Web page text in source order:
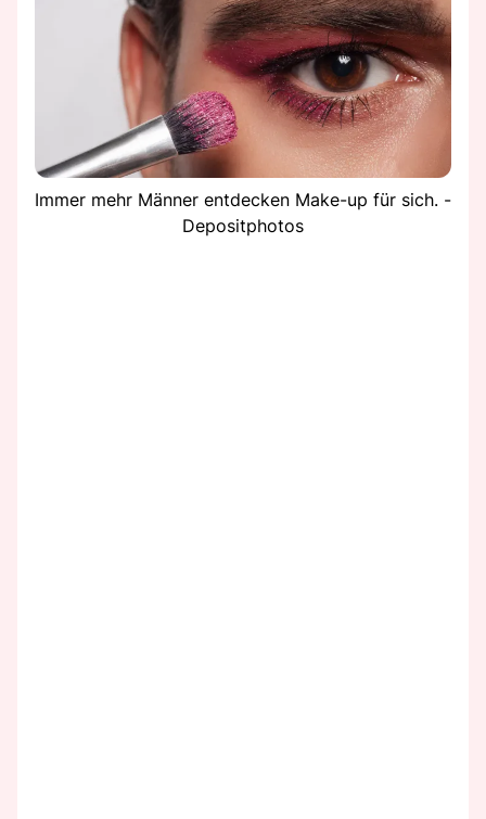
Immer mehr Männer entdecken Make-up für sich. -
Depositphotos